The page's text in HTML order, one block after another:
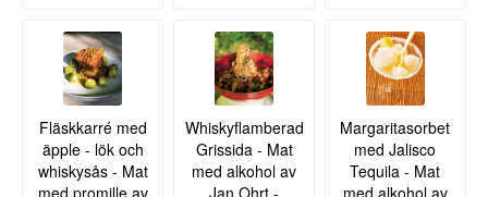
Fläskkarré med
äpple - lök och
whiskysås - Mat
med promille av
Whiskyflamberad
Grissida - Mat
med alkohol av
Jan Ohrt -
Margaritasorbet
med Jalisco
Tequila - Mat
med alkohol av